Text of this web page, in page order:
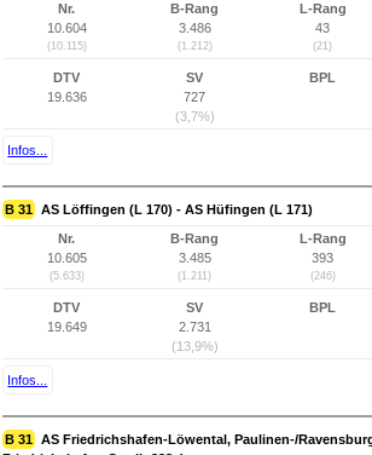
Nr.
10.604
(10.115)
B-Rang
3.486
(1.212)
L-Rang
43
(21)
DTV
19.636
SV
727
(3,7%)
BPL
Infos...
B 31 AS Löffingen (L 170) - AS Hüfingen (L 171)
Nr.
10.605
(5.633)
B-Rang
3.485
(1.211)
L-Rang
393
(246)
DTV
19.649
SV
2.731
(13,9%)
BPL
Infos...
B 31 AS Friedrichshafen-Löwental, Paulinen-/